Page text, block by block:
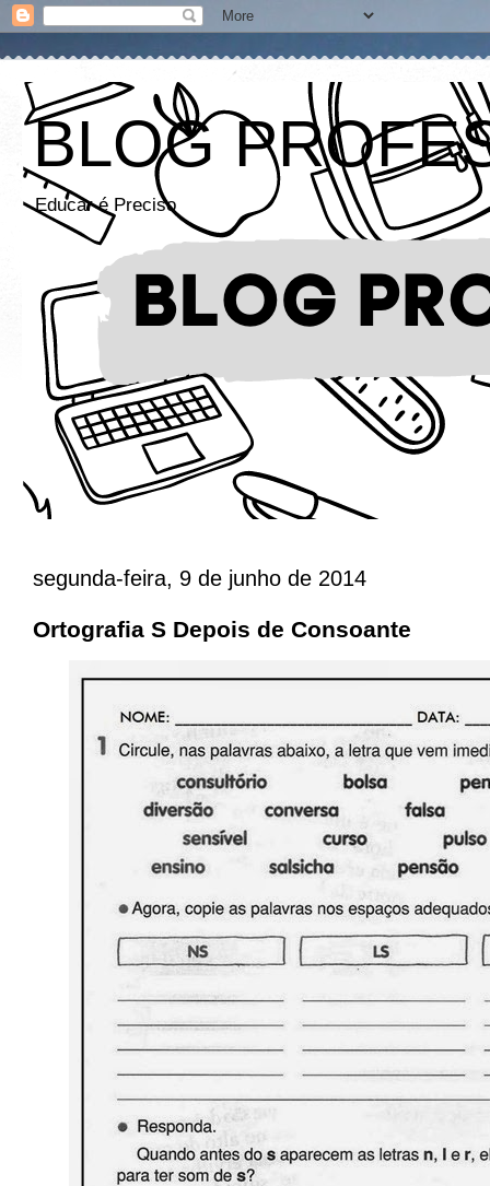
BLOG
Educar é Preciso
segunda-feira, 9 de junho de 2014
Ortografia S Depois de Consoante